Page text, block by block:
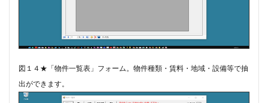
図１４★「物件一覧表」フォーム。物件種類・賃料・地域・設備等で抽
出ができます。